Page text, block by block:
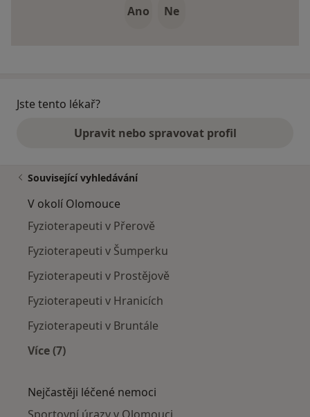
Ano Ne
Jste tento lékař?
Upravit nebo spravovat profil
Související vyhledávání
V okolí Olomouce
Fyzioterapeuti v Přerově
Fyzioterapeuti v Šumperku
Fyzioterapeuti v Prostějově
Fyzioterapeuti v Hranicích
Fyzioterapeuti v Bruntále
Více (7)
Nejčastěji léčené nemoci